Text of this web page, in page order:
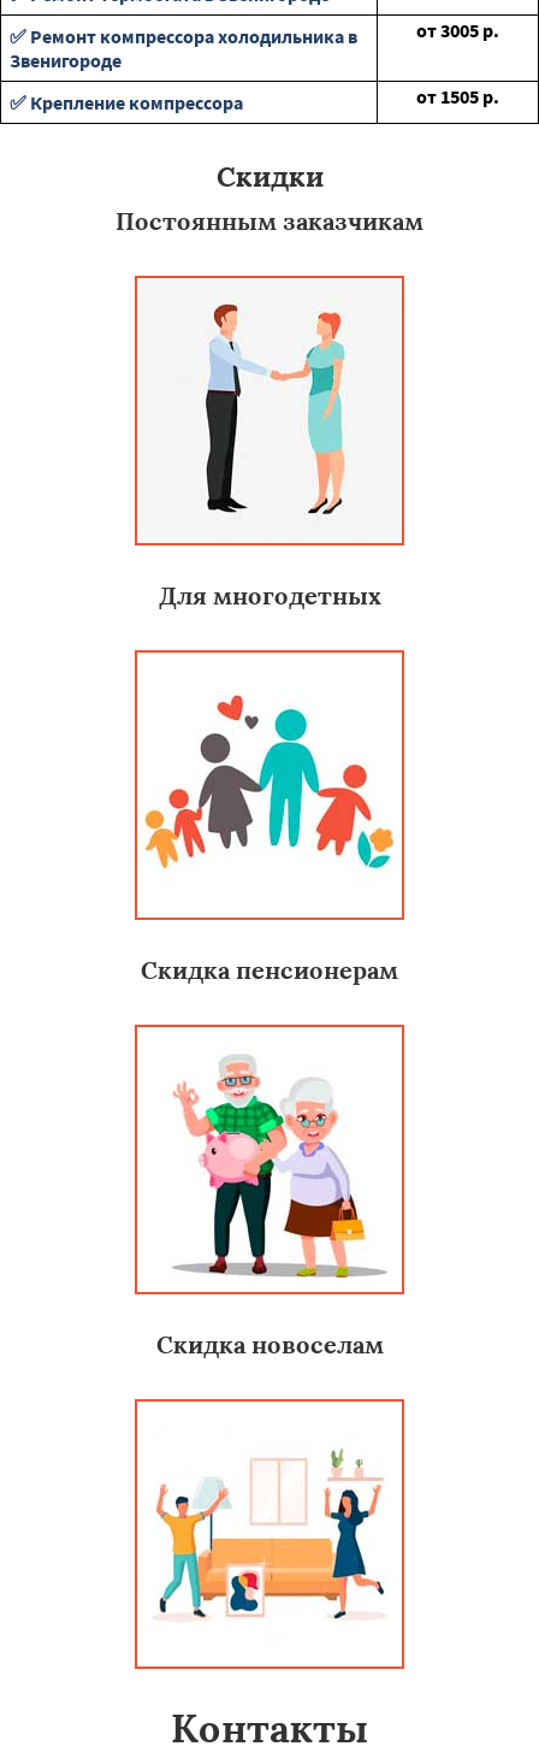
✅ Ремонт компрессора холодильника в
Звенигороде
от3005 р.
✅ Крепление компрессора от 1505 р.
Скидки
Постоянным заказчикам
Для многодетных
Скидка пенсионерам
Скидка новоселам
Контакты